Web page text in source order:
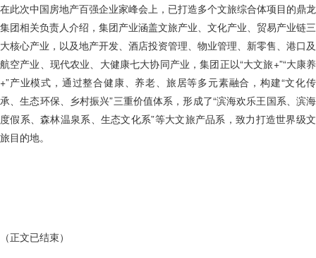
在此次中国房地产百强企业家峰会上，已打造多个文旅综合体项目的鼎龙
集团相关负责人介绍，集团产业涵盖文旅产业、文化产业、贸易产业链三
大核心产业，以及地产开发、酒店投资管理、物业管理、新零售、港口及
航空产业、现代农业、大健康七大协同产业，集团正以“大文旅+”“大康养
+”产业模式，通过整合健康、养老、旅居等多元素融合，构建“文化传
承、生态环保、乡村振兴”三重价值体系，形成了“滨海欢乐王国系、滨海
度假系、森林温泉系、生态文化系”等大文旅产品系，致力打造世界级文
旅目的地。
（正文已结束）